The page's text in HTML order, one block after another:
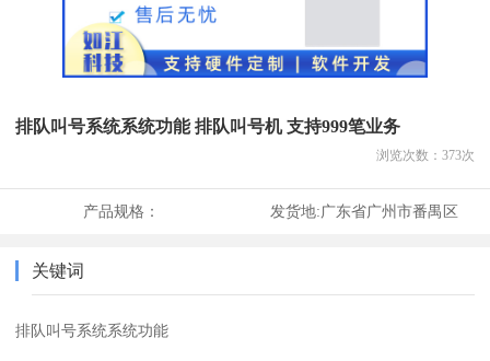
排队叫号系统系统功能 排队叫号机 支持999笔业务
浏览次数： 373次
产品规格： 发货地:广东省广州市番禺区
关键词
排队叫号系统系统功能